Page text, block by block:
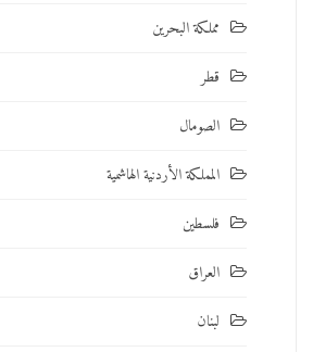
مملكة البحرين
قطر
الصومال
المملكة الأردنية الهاشمية
فلسطين
العراق
لبنان